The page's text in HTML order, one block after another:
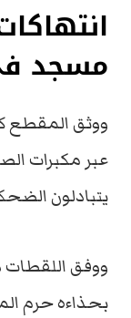
مسجد
ووثق المقطع
عبر مكبرات
يتبادلون
ووفق
بحذاءه حرم